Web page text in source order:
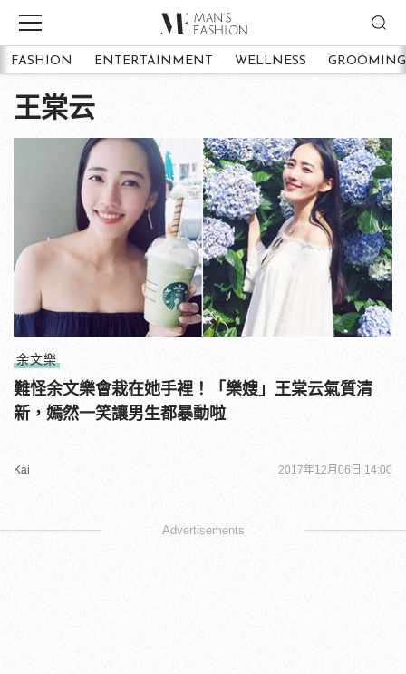
FASHION ENTERTAINMENT WELLNESS GROOMING
王棠云
余文樂
難怪余文樂會栽在她手裡！「樂嫂」王棠云氣質清
新，嫣然一笑讓男生都暴動啦
Kai 2017年12月06日 14:00
Advertisements